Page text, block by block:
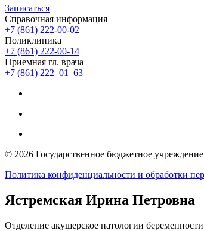
Записаться
Справочная информация
+7 (861) 222-00-02
Поликлиника
+7 (861) 222-00-14
Приемная гл. врача
+7 (861) 222‒01‒63
© 2026 Государственное бюджетное
Политика конфиденциальности и обработки
Ястремская Ирина Петровна
Отделение акушерское патологии